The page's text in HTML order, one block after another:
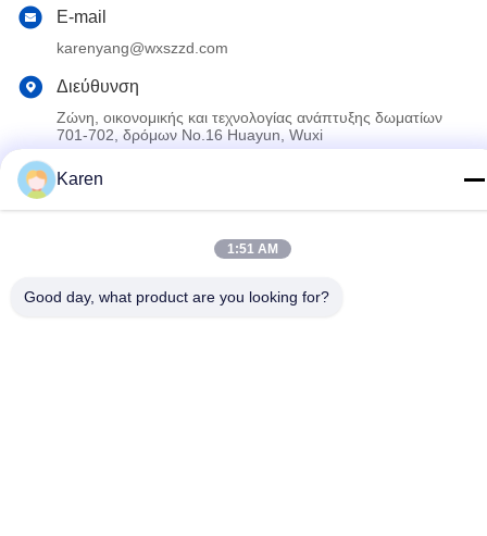
E-mail
karenyang@wxszzd.com
Διεύθυνση
Ζώνη, οικονομικής και τεχνολογίας ανάπτυξης δωματίων
701-702, δρόμων No.16 Huayun, Wuxi
Κίνα Καλό Ποιότητα Καυτή κόλλα λειωμένων μετάλλων PUR
Προμηθευτής. 2022-2026 Wuxi East Group Trading Co.,Ltd Όλα.
Όλα τα δικαιώματα διατηρούνται.
Karen
1:51 AM
Good day, what product are you looking for?